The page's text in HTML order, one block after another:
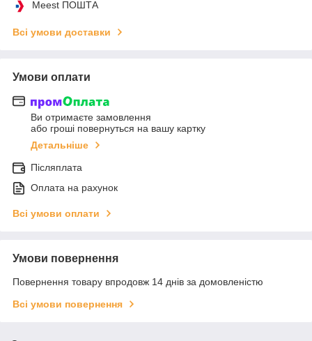
Meest ПОШТА
Всі умови доставки
Умови оплати
Ви отримаєте замовлення
або гроші повернуться на вашу картку
Детальніше
Післяплата
Оплата на рахунок
Всі умови оплати
Умови повернення
Повернення товару впродовж 14 днів за домовленістю
Всі умови повернення